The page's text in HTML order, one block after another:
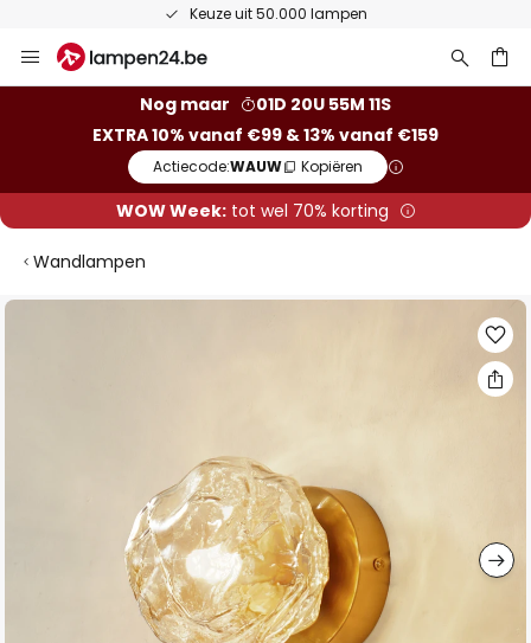
Keuze uit 50.000 lampen
naar
Nog maar
01D 20U 55M 11S
EXTRA 10% vanaf €99 & 13% vanaf €159
Actiecode:WAUW Kopiëren
WOW Week:tot wel 70% korting
Wandlampen
Ga